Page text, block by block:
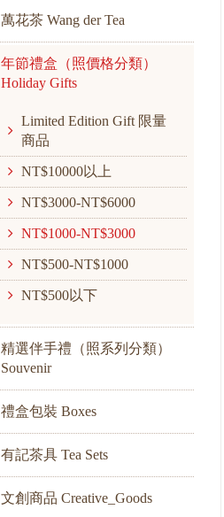
萬花茶 Wang der Tea
年節禮盒（照價格分類）
Holiday Gifts
Limited Edition Gift 限量
商品
NT$10000以上
NT$3000-NT$6000
NT$1000-NT$3000
NT$500-NT$1000
NT$500以下
精選伴手禮（照系列分類）
Souvenir
禮盒包裝 Boxes
有記茶具 Tea Sets
文創商品 Creative_Goods